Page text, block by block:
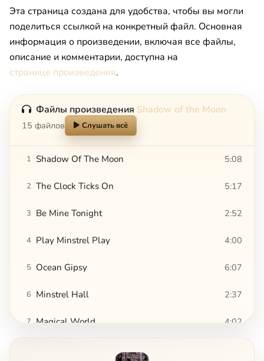
Эта страница создана для удобства, чтобы вы могли
поделиться ссылкой на конкретный файл. Основная
информация о произведении, включая все файлы,
описание и комментарии, доступна на
странице произведения.
Файлы произведения Shadow of the Moon
15 файлов Слушать всё
1 Shadow Of The Moon 5:08
2 The Clock Ticks On 5:17
3 Be Mine Tonight 2:52
4 Play Minstrel Play 4:00
5 Ocean Gipsy 6:07
6 Minstrel Hall 2:37
7 Magical World 4:02